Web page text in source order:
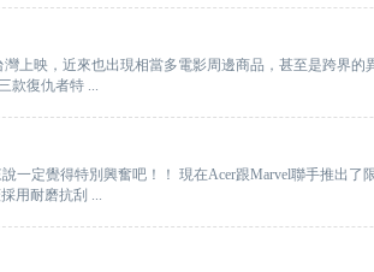
上映，近來也出現相當多電影周邊商品，甚至是跨界
款復仇者特 ...
一定覺得特別興奮吧！！ 現在Acer跟Marvel聯手推出
用耐磨抗刮 ...